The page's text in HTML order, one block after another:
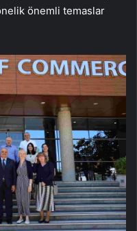
önemli temaslar